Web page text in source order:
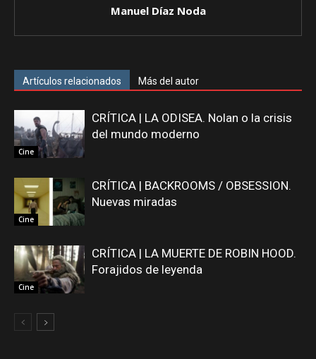
Manuel Díaz Noda
Artículos relacionados Más del autor
Cine
CRÍTICA | LA ODISEA. Nolan o la crisis
del mundo moderno
Cine
CRÍTICA | BACKROOMS / OBSESSION.
Nuevas miradas
Cine
CRÍTICA | LA MUERTE DE ROBIN HOOD.
Forajidos de leyenda